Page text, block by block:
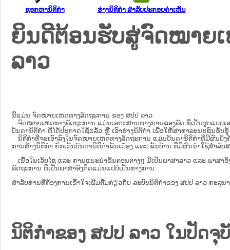
ຊອກຫານິຕິກໍາ ຮ່າງນິຕິກໍາ ສໍາລັບປະກອບຄໍາເຫັນ
ຍິນດີຕ້ອນຮັບສູ່ຈົດໝາຍເ
ລາວ
ນີ້ແມ່ນ ຈົດໝາຍເຫດທາງລັດຖະການ ຂອງ ສປປ ລາວ.
ຈົດໝາຍເຫດທາງລັດຖະການ ແມ່ນ​ເອ​ກະ​ສານ​ທາງ​ການ​ຂອງ​ລັດ ທີ່​ເປັນ​ຮູບ​ແບບ​ເ
ບັນ​ດາ​ນິ​ຕິ​ກຳ ທີ່ໄດ້ປະກາດໃຊ້ແລ້ວ ຫຼື ເອົາຮ່າງນິຕິກໍາ ເພື່ອໃຫ້​ສາ​ທາ​ລະ​ນະ​ຊົນ​ຮັບ​
ນິ​ຕິ​ກຳ​ທີ່​ຈະ​ເອົາ​ລົງ​ໃນ​ຈົດ​ໝາຍ​ເຫດ​ທາງ​ລັດ​ຖະ​ການ ​ແມ່ນ​ບັນ​ດາ​ນິ​ຕິ​ກຳ​ທີ່​ມີ​ຜົນ​ບັ
ການ​ສ້າງ​ນິ​ຕິ​ກຳ ຍົກ​ເວັ້ນ​ບັນ​ດານິ​ຕິ​ກຳ​ຂັ້ນ​ເມືອງ ແລະ ຂັ້ນ​ບ້ານ ​ທີ່​ມີ​ຜົນ​ນຳ​ໃຊ້​ສຳ​ລັບ​
ເນື້ອໃນ​ເວັບ​ໄຊ​ ແລະ ການແນະນໍາຂັ້ນຕອນຕ່າງໆ ມີເປັນພາສາລາວ ແລະ ພາສາ
ລັດຖະການ ທີ່ເປັນພາສາອັງກິດແມ່ນແປບໍ່ເປັນທາງການ.
ສໍາລັບທ່ານທີ່ຕ້ອງການເຂົ້າໃຈເພີ່ມຕື່ມກ່ຽວກັບ ລະບົບນິຕິກຳຂອງ ສປປ ລາວ ກະລຸນ
ນິຕິກຳຂອງ ສປປ ລາວ ໃນປັດ